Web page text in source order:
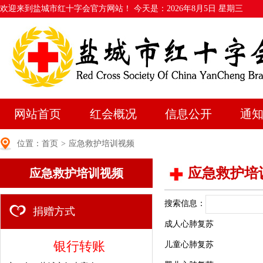
欢迎来到盐城市红十字会官方网站！ 今天是： 2026年8月5日 星期三
网站首页 红会概况 信息公开 通
位置： 首页 > 应急救护培训视频
应急救护培训视频
捐赠方式
银行转账
应急救护培
搜索信息：
成人心肺复苏
儿童心肺复苏